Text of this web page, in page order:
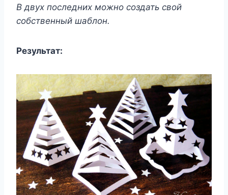
В двух последних можно создать свой
собственный шаблон.
Результат: